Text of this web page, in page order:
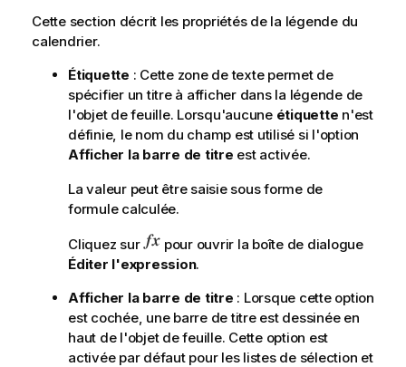
Cette section décrit les propriétés de la légende du
calendrier.
Étiquette : Cette zone de texte permet de
spécifier un titre à afficher dans la légende de
l'objet de feuille. Lorsqu'aucune étiquette n'est
définie, le nom du champ est utilisé si l'option
Afficher la barre de titre est activée.
La valeur peut être saisie sous forme de
formule calculée.
Cliquez sur
pour ouvrir la boîte de dialogue
Éditer l'expression.
Afficher la barre de titre : Lorsque cette option
est cochée, une barre de titre est dessinée en
haut de l'objet de feuille. Cette option est
activée par défaut pour les listes de sélection et